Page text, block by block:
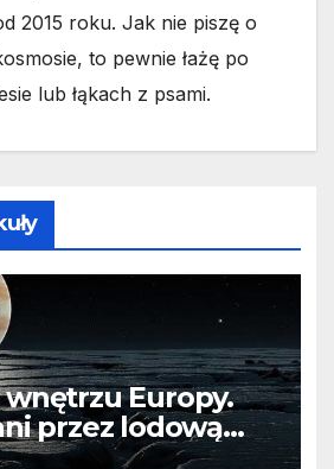
2015 roku. Jak nie piszę o
to pewnie łażę po
lub łąkach z psami.
Europy.
przez lodową